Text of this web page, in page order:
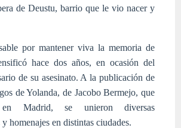
de Deustu, barrio que le vio nacer y
por mantener viva la memoria de
hace dos años, en ocasión del
de su asesinato. A la publicación de
de Yolanda, de Jacobo Bermejo, que
Madrid, se unieron diversas
homenajes en distintas ciudades.